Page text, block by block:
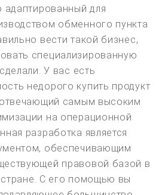
адаптированный для
обменного пункта
вести такой бизнес,
специализированную
У вас есть
недорого купить продукт
отвечающий самым высоким
на операционной
разработка является
обеспечивающим
правовой базой в
С его помощью вы